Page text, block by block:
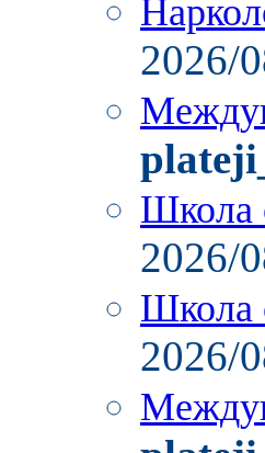
2026/
Школа
2026/
Школа
2026/